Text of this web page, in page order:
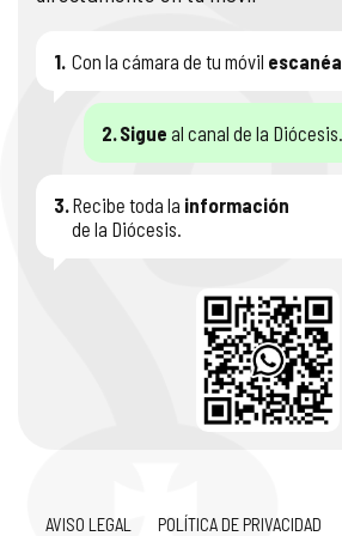
1. Con la cámara de tu móvil escanéa
2. Sigue al canal de la Diócesis.
3. Recibe toda la información
de la Diócesis.
AVISO LEGAL POLÍTICA DE PRIVACIDAD